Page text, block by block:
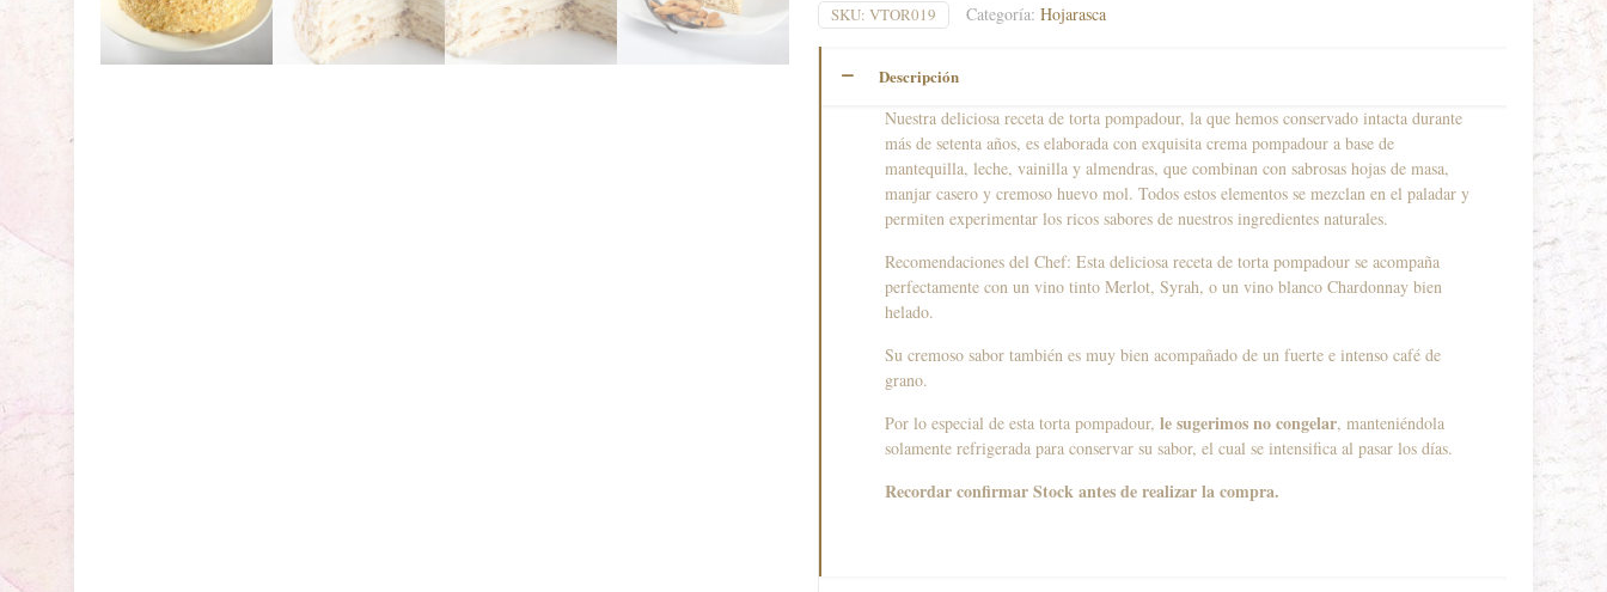
SKU: VTOR019 Categoría: Hojarasca
Descripción
Nuestra deliciosa receta de torta pompadour, la que hemos conservado intacta durante
más de setenta años, es elaborada con exquisita crema pompadour a base de
mantequilla, leche, vainilla y almendras, que combinan con sabrosas hojas de masa,
manjar casero y cremoso huevo mol. Todos estos elementos se mezclan en el paladar y
permiten experimentar los ricos sabores de nuestros ingredientes naturales.
Recomendaciones del Chef: Esta deliciosa receta de torta pompadour se acompaña
perfectamente con un vino tinto Merlot, Syrah, o un vino blanco Chardonnay bien
helado.
Su cremoso sabor también es muy bien acompañado de un fuerte e intenso café de
grano.
Por lo especial de esta torta pompadour, le sugerimos no congelar, manteniéndola
solamente refrigerada para conservar su sabor, el cual se intensifica al pasar los días.
Recordar confirmar Stock antes de realizar la compra.